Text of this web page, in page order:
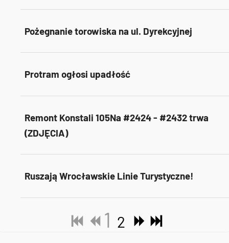
Pożegnanie torowiska na ul. Dyrekcyjnej
Protram ogłosi upadłość
Remont Konstali 105Na #2424 - #2432 trwa
(ZDJĘCIA)
Ruszają Wrocławskie Linie Turystyczne!
1 2